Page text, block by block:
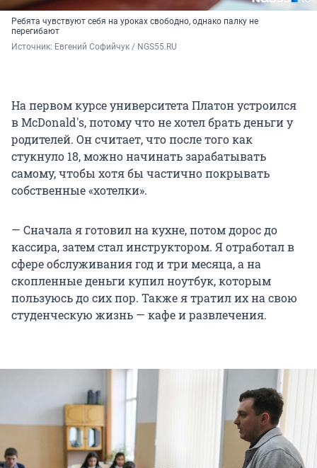
Ребята чувствуют себя на уроках свободно, однако палку не
перегибают
Источник: Евгений Софийчук / NGS55.RU
На первом курсе университета Платон устроился
в McDonald's, потому что не хотел брать деньги у
родителей. Он считает, что после того как
стукнуло 18, можно начинать зарабатывать
самому, чтобы хотя бы частично покрывать
собственные «хотелки».
— Сначала я готовил на кухне, потом дорос до
кассира, затем стал инструктором. Я отработал в
сфере обслуживания год и три месяца, а на
скопленные деньги купил ноутбук, которым
пользуюсь до сих пор. Также я тратил их на свою
студенческую жизнь — кафе и развлечения.